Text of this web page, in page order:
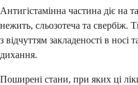
Антигістамінна частина діє на
нежить, сльозотеча та свербіж.
з відчуттям закладеності в
дихання.
Поширені стани, при яких ці